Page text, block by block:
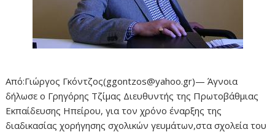
Από:Γιώργος Γκόντζος(ggontzos@yahoo.gr)— Άγνοια
δήλωσε ο Γρηγόρης Τζίμας Διευθυντής της Πρωτοβάθμιας
Εκπαίδευσης Ηπείρου, για τον χρόνο έναρξης της
διαδικασίας χορήγησης σχολικών γευμάτων,στα σχολεία του